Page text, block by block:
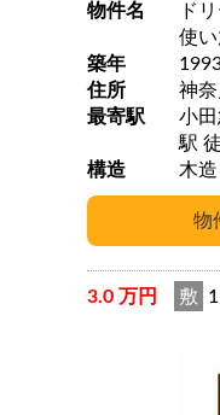
物件名
ド
使
築年
住所
神
最寄駅
小
構造
木造
3.0 万円 敷